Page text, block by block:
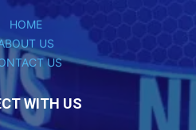
HOME
US
US
WITH US